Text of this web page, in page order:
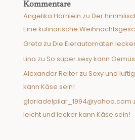
Kommentare
Angelika Hörnlein zu Der
Eine kulinarische
Greta zu Die Eierautomaten
Lina zu So super sexy kann
Alexander Reiter zu Sexy und
kann Käse sein!
gloriadelpilar_1994@yahoo.com
leicht und lecker kann Käse sein!